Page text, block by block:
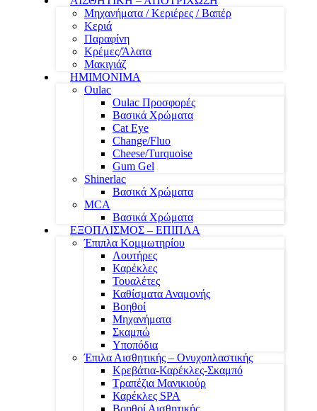
Μηχανήματα / Κεριέρες / Βαπέρ
Κεριά
Παραφίνη
Κρέμες/Άλατα
Μακιγιάζ
ΗΜΙΜΟΝΙΜΑ
Oulac
Oulac Προσφορές
Βασικά Χρώματα
Cat Eye
Change/Fluo
Cheese/Turquoise
Gum Gel
Shinerlac
Βασικά Χρώματα
MCA
Βασικά Χρώματα
ΕΞΟΠΛΙΣΜΟΣ – ΕΠΙΠΛΑ
Έπιπλα Κομμωτηρίου
Λουτήρες
Καρέκλες
Τουαλέτες
Καθίσματα Αναμονής
Βοηθοί
Μηχανήματα
Σκαμπώ
Υποπόδια
Έπιλα Αισθητικής – Ονυχοπλαστικής
Κρεβάτια-Καρέκλες-Σκαμπό
Τραπέζια Μανικιούρ
Καρέκλες SPA
Βοηθοί Αισθητικής